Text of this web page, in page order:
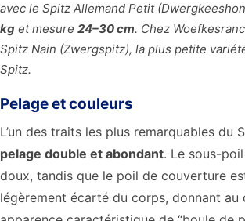
avec le Spitz Allemand Petit
kg et mesure 24–30 cm. Chez
Spitz Nain (Zwergspitz), la plus petite
Spitz.
Pelage et couleurs
L’un des traits les plus remarquables du
pelage double et abondant. Le sous-
doux, tandis que le poil de couverture
légèrement écarté du corps, donnant au